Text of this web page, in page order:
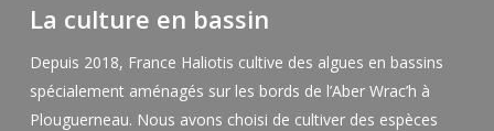
La culture en bassin
Depuis 2018, France Haliotis cultive des algues en bassins
spécialement aménagés sur les bords de l’Aber Wrac’h à
Plouguerneau. Nous avons choisi de cultiver des espèces